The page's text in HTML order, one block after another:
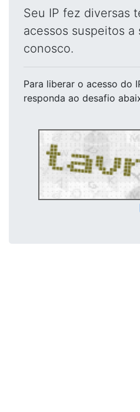
Seu IP fez diversas
acessos suspeitos a
conosco.
Para liberar o acesso do
responda ao desafio